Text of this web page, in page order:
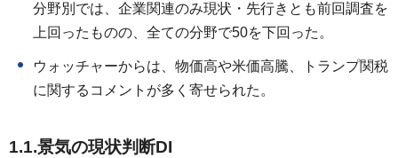
分野別では、企業関連のみ現状・先行きとも前回調査を
上回ったものの、全ての分野で50を下回った。
ウォッチャーからは、物価高や米価高騰、トランプ関税
に関するコメントが多く寄せられた。
1.1.景気の現状判断DI